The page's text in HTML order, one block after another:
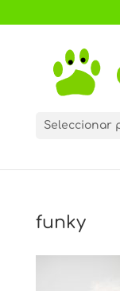
Seleccionar
funky